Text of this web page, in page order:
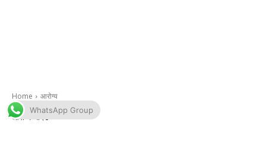
WhatsApp Group